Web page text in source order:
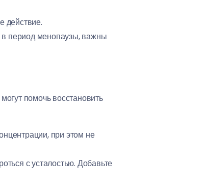
действие.
в период менопаузы, важны
помочь восстановить
при этом не
с усталостью. Добавьте